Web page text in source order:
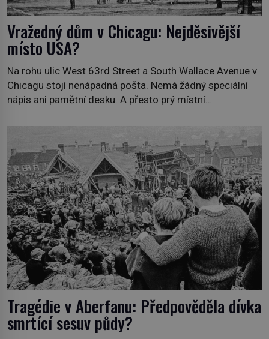
Vražedný dům v Chicagu: Nejděsivější
místo USA?
Na rohu ulic West 63rd Street a South Wallace Avenue v
Chicagu stojí nenápadná pošta. Nemá žádný speciální
nápis ani pamětní desku. A přesto prý místní
sídlil sériový vrah H. H. Holmes a také nejpropracovanější
past na lidi v dějinách americké kriminalistiky. Herman
Webster Mudgett (1861–1896) přijíždí […]
Tragédie v Aberfanu: Předpověděla dívka
smrtící sesuv půdy?